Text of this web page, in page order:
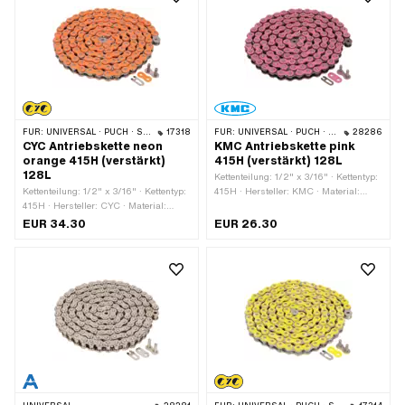
FÜR: UNIVERSAL · PUCH · SACHS · PONY / CILO (BETA 521 & 512) · ZÜNDAPP BELMONDO · TOMOS · BYE BIKE 17318
CYC Antriebskette neon
orange 415H (verstärkt)
128L
Kettenteilung: 1/2" x 3/16" · Kettentyp:
415H · Hersteller: CYC · Material:
Stahl · Oberfläche: lackiert · Farbe:
Kettenschloss-Art: Federverschluss
EUR 34.30
FÜR: UNIVERSAL · PUCH · SACHS · PONY / CILO (BETA 521 & 512) · ZÜNDAPP BELMONDO · TOMOS · BYE BIKE 28286
KMC Antriebskette pink
415H (verstärkt) 128L
Kettenteilung: 1/2" x 3/16" · Kettentyp:
415H · Hersteller: KMC · Material:
pink · Anzahl Kettenglieder: 128 Stk. ·
EUR 26.30